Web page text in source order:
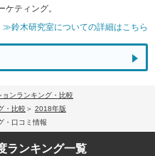
ティング。
≫鈴木研究室についての詳細はこちら
ンランキング・比較
・比較
2018年版
・口コミ情報
ランキング一覧